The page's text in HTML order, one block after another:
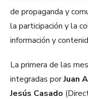
de propaganda y
la participación y la
información y
La primera de las
integradas porJuan
Jesús Casado